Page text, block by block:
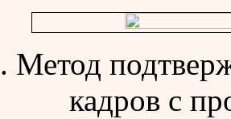
Метод
кадров с